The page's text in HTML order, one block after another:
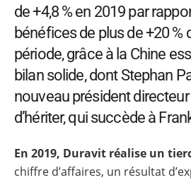
de +4,8 % en 2019 par
bénéfices de plus de +20 %
période, grâce à la Chine
bilan solide, dont Stephan
nouveau président
d’hériter, qui succède à
En 2019, Duravit réalise un
chiffre d’affaires, un résultat